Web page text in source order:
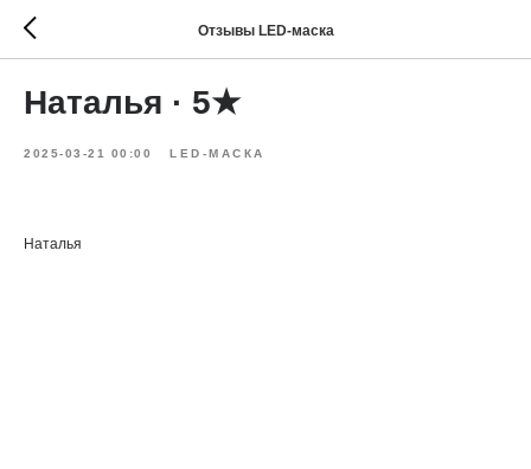
Отзывы LED-маска
Наталья · 5★
2025-03-21 00:00 LED-МАСКА
Наталья